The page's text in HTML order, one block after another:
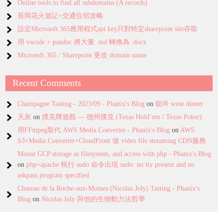
Online tools to find all subdomains (A records)
長岡花火遊記+交通住宿攻略
設定Microsoft 365應用程式api key只對特定sharepoint site存取
用 vscode + pandoc 將大量 .md 轉換為 .docx
Microsoft 365 / Sharepoint 更改 domain name
Recent Comments
Champagne Tasting - 2023/09 - Phanix's Blog on龍吟 wine dinner
天灰 on撲克牌遊戲 — 德州撲克 (Texas Hold’em / Texas Poker)
用FFmpeg取代 AWS Media Converter - Phanix's Blog onAWS
S3+Media Converter+CloudFront 做 video file streaming CDN服務
Mount GCP storage as filesystem, and access with php - Phanix's Blog
onphp+apache 執行 sudo 命令出現 sudo: no tty present and no
askpass program specified
Chateau de la Roche-aux-Moines (Nicolas Joly) Tasting - Phanix's
Blog onNicolas Joly 與他的生物動力法哲學